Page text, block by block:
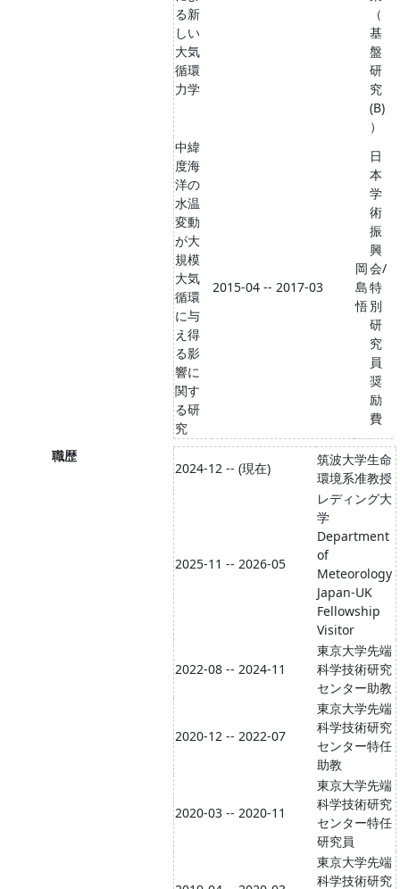
る新
しい
大気
循環
力学
（
基
盤
研
究
(B)
）
中緯
度海
洋の
水温
変動
が大
規模
大気
循環
に与
え得
る影
響に
関す
る研
究
2015-04 -- 2017-03
岡
島
悟
日
本
学
術
振
興
会/
特
別
研
究
員
奨
励
費
職歴
2024-12 -- (現在)
筑波大学生命
環境系准教授
2025-11 -- 2026-05
レディング大
学
Department
of
Meteorology
Japan-UK
Fellowship
Visitor
2022-08 -- 2024-11
東京大学先端
科学技術研究
センター助教
2020-12 -- 2022-07
東京大学先端
科学技術研究
センター特任
助教
2020-03 -- 2020-11
東京大学先端
科学技術研究
センター特任
研究員
東京大学先端
科学技術研究